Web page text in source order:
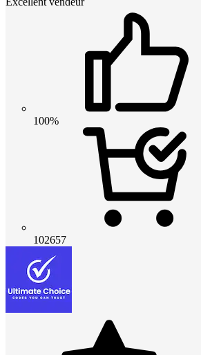
100%
102657